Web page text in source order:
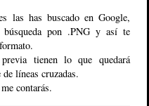
las has buscado en Google,
pon .PNG y así te
tienen lo que quedará
líneas cruzadas.
contarás.